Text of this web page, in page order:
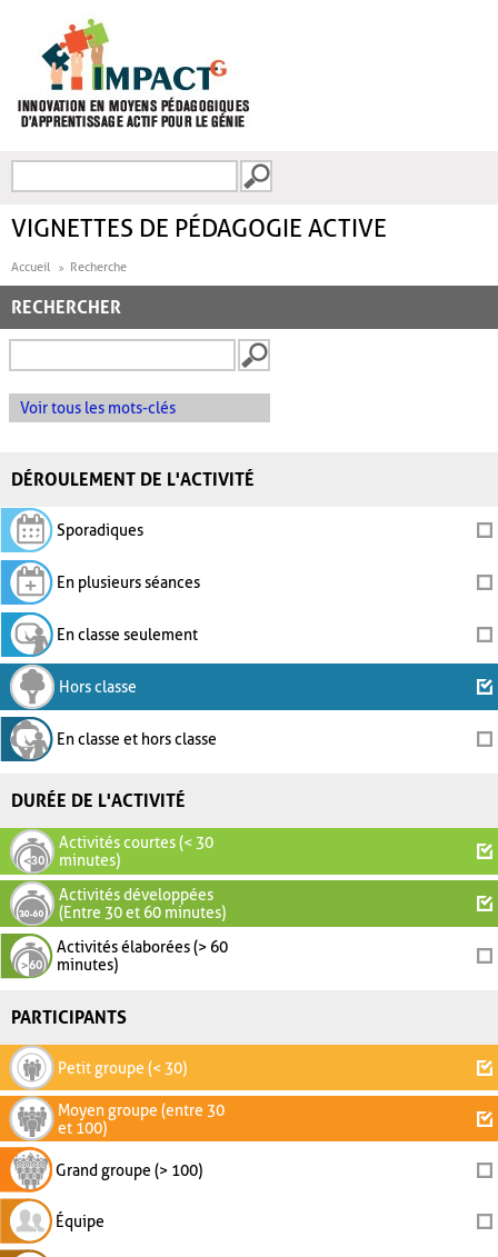
FORMULAIRE DE
VIGNETTES DE PÉDAGOGIE ACTIVE
Accueil Recherche
RECHERCHER
Voir tous les mots-clés
DÉROULEMENT DE L'ACTIVITÉ
Sporadiques
En plusieurs séances
En classe seulement
Hors classe
En classe et hors classe
DURÉE DE L'ACTIVITÉ
Activités courtes (< 30
minutes)
Activités développées
(Entre 30 et 60 minutes)
Activités élaborées (> 60
minutes)
PARTICIPANTS
Petit groupe (< 30)
Moyen groupe (entre 30
et 100)
Grand groupe (> 100)
Équipe